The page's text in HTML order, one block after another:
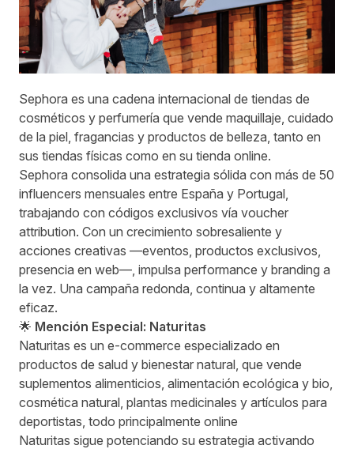
Sephora es una cadena internacional de tiendas de
cosméticos y perfumería que vende maquillaje, cuidado
de la piel, fragancias y productos de belleza, tanto en
sus tiendas físicas como en su tienda online.
Sephora consolida una estrategia sólida con más de 50
influencers mensuales entre España y Portugal,
trabajando con códigos exclusivos vía voucher
attribution. Con un crecimiento sobresaliente y
acciones creativas —eventos, productos exclusivos,
presencia en web—, impulsa performance y branding a
la vez. Una campaña redonda, continua y altamente
eficaz.
🌟 Mención Especial: Naturitas
Naturitas es un e‑commerce especializado en
productos de salud y bienestar natural, que vende
suplementos alimenticios, alimentación ecológica y bio,
cosmética natural, plantas medicinales y artículos para
deportistas, todo principalmente online
Naturitas sigue potenciando su estrategia activando